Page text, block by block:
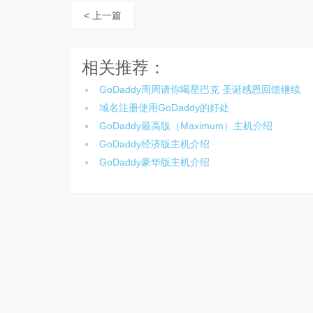
< 上一篇
相关推荐：
GoDaddy周周请你喝星巴克 圣诞感恩回馈继续
域名注册使用GoDaddy的好处
GoDaddy最高版（Maximum）主机介绍
GoDaddy经济版主机介绍
GoDaddy豪华版主机介绍